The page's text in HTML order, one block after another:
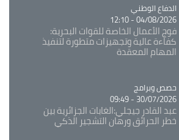
Catégorie
الدفاع الوطني
04/08/2026 - 12:10
فوج الأعمال الخاصة للقوات البحرية:
كفاءة عالية وتجهيزات متطورة لتنفيذ
المهام المعقدة
Catégorie
حصص وبرامج
30/07/2026 - 09:49
عبد القادر جيجلي:الغابات الجزائرية بين
خطر الحرائق ورهان التشجير الذكي